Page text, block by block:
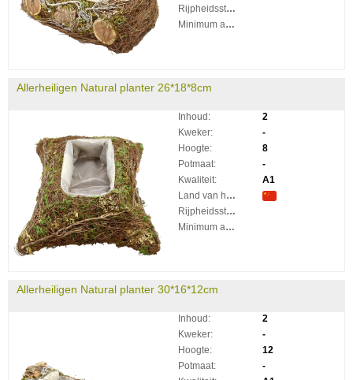
Rijpheidsstadium:
Minimum aantal takken per plant:
Allerheiligen Natural planter 26*18*8cm
Inhoud:
2
Kweker:
-
Hoogte:
8
Potmaat:
-
Kwaliteit:
A1
Land van herkomst:
Rijpheidsstadium:
Minimum aantal takken per plant:
Allerheiligen Natural planter 30*16*12cm
Inhoud:
2
Kweker:
-
Hoogte:
12
Potmaat:
-